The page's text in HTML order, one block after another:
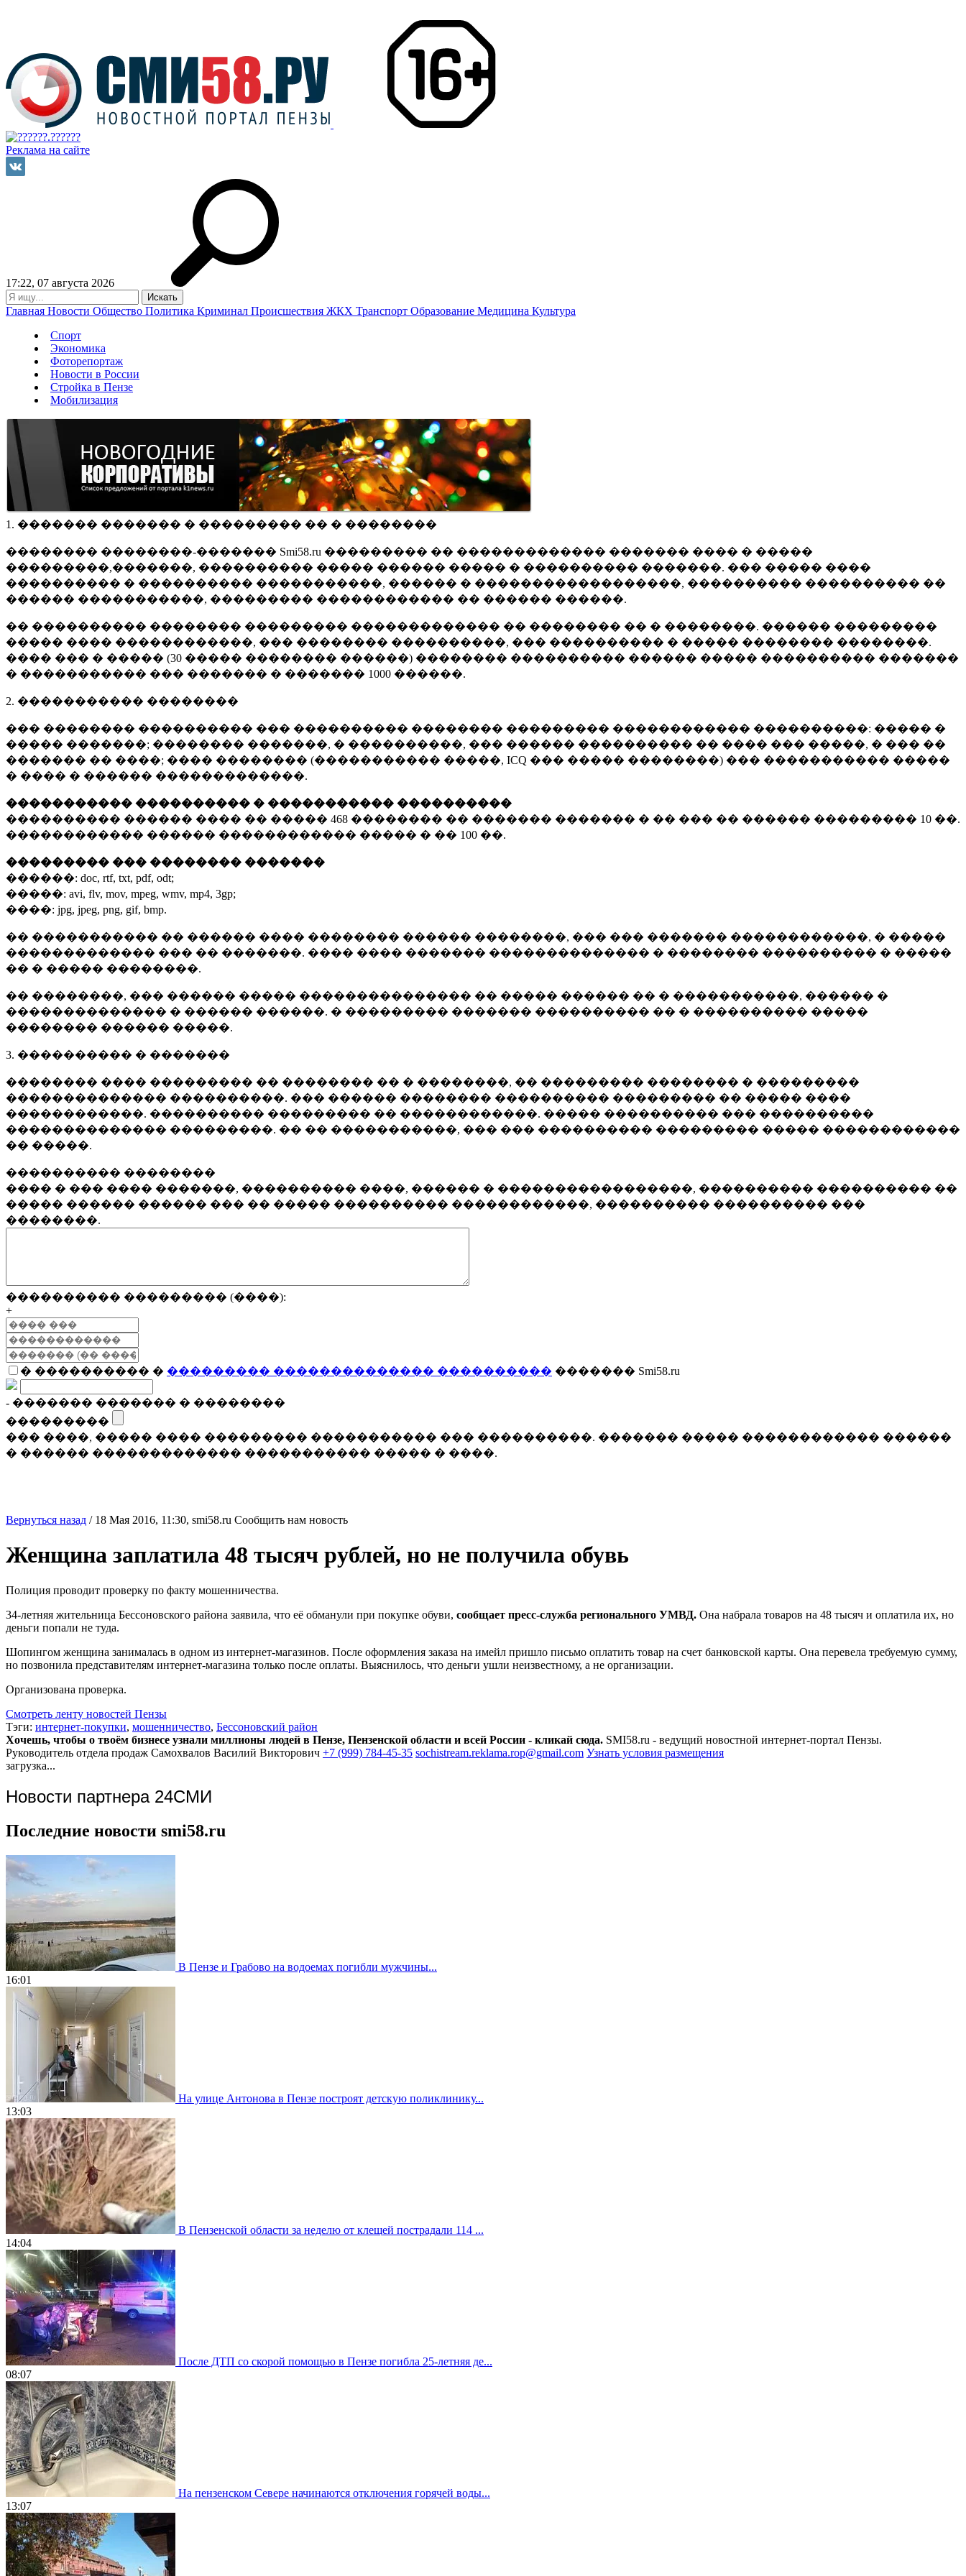
Реклама на сайте
17:22, 07 августа 2026
Главная Новости Общество Политика Криминал Происшествия ЖКХ Транспорт Образование Медицина Культура
Спорт
Экономика
Фоторепортаж
Новости в России
Стройка в Пензе
Мобилизация
1. ������� ������� � ��������� �� � ��������
�������� ��������-������� Smi58.ru ��������� �� ������������� ������� ���� � �����
���������,�������, ���������� ����� ������ ����� � ���������� �������. ��� ����� ����
���������� � ���������� �����������, ������ � ������������������, ���������� ���������� ��
������ �����������, ��������� ������������ �� ������ ������.
�� ���������� �������� ��������� ������������� �� �������� �� � ��������. ������ ���������
����� ���� ������������, ��� �������� ����������, ��� ���������� � ����� �������� ��������.
���� ��� � ����� (30 ����� �������� ������) �������� ���������� ������ ����� ���������� �������
� ����������� ��� ������� � ������� 1000 ������.
2. ����������� ��������
��� �������� ���������� ��� ���������� �������� ��������� ������������ ����������: ����� �
����� �������; �������� �������, � ����������, ��� ������ ���������� �� ���� ��� �����, � ��� ��
������� �� ����; ���� �������� (����������� �����, ICQ ��� ����� ��������) ��� ����������� �����
� ���� � ������ �������������.
����������� ���������� � ����������� ����������
���������� ������ ���� �� ����� 468 �������� �� ������� ������� � �� ��� �� ������ ��������� 10 ��.
������������ ������ ������������ ����� � �� 100 ��.
��������� ��� �������� �������
������: doc, rtf, txt, pdf, odt;
�����: avi, flv, mov, mpeg, wmv, mp4, 3gp;
����: jpg, jpeg, png, gif, bmp.
�� ����������� �� ������ ���� �������� ������ ��������, ��� ��� ������� ������������, � �����
������������� ��� �� �������. ���� ���� ������� �������������� � �������� ���������� � �����
�� � ����� ��������.
�� ��������, ��� ������ ����� ��������������� �� ����� ������ �� � �����������, ������ �
�������������� � ������ ������. � ��������� ������� ���������� �� � ���������� �����
�������� ������ �����.
3. ���������� � �������
�������� ���� ��������� �� �������� �� � ��������, �� ��������� �������� � ���������
�������������� ����������. ��� ������ �������� ���������� ��������� �� ����� ����
������������. ���������� ��������� �� ������������. ����� ���������� ��� ����������
�������������� ���������. �� �� �����������, ��� ��� ���������� ��������� ����� ������������
�� �����.
���������� ��������
���� � ��� ���� �������, ���������� ����, ������ � �����������������, ���������� ���������� ��
����� ������ ������ ��� �� ����� ���������� ������������, ���������� ���������� ���
��������.
���������� ��������� (����):
+
� ���������� � ��������� �������������� ���������� ������� Smi58.ru
- ������� ������� � ��������
���������
��� ����, ����� ���� ��������� ����������� ��� ����������. ������� ����� ������������ ������
� ������ ������������� ����������� ����� � ����.
Вернуться назад / 18 Мая 2016, 11:30, smi58.ru Сообщить нам новость
Женщина заплатила 48 тысяч рублей, но не получила обувь
Полиция проводит проверку по факту мошенничества.
34-летняя жительница Бессоновского района заявила, что её обманули при покупке обуви, сообщает пресс-служба регионального УМВД. Она набрала товаров на 48 тысяч и оплатила их, но
деньги попали не туда.
Шопингом женщина занималась в одном из интернет-магазинов. После оформления заказа на имейл пришло письмо оплатить товар на счет банковской карты. Она перевела требуемую сумму,
но позвонила представителям интернет-магазина только после оплаты. Выяснилось, что деньги ушли неизвестному, а не организации.
Организована проверка.
Смотреть ленту новостей Пензы
Тэги: интернет-покупки, мошенничество, Бессоновский район
Хочешь, чтобы о твоём бизнесе узнали миллионы людей в Пензе, Пензенской области и всей России - кликай сюда. SMI58.ru - ведущий новостной интернет-портал Пензы.
Руководитель отдела продаж Самохвалов Василий Викторович +7 (999) 784-45-35 sochistream.reklama.rop@gmail.com Узнать условия размещения
загрузка...
Новости партнера 24СМИ
Последние новости smi58.ru
В Пензе и Грабово на водоемах погибли мужчины...
16:01
На улице Антонова в Пензе построят детскую поликлинику...
13:03
В Пензенской области за неделю от клещей пострадали 114 ...
14:04
После ДТП со скорой помощью в Пензе погибла 25-летняя де...
08:07
На пензенском Севере начинаются отключения горячей воды...
13:07